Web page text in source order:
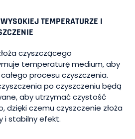
TEMPERATURZE I
czyszczącego
temperaturę medium, aby
procesu czyszczenia.
po czyszczeniu będą
aby utrzymać czystość
dzięki czemu czyszczenie złoża
i stabilny efekt.